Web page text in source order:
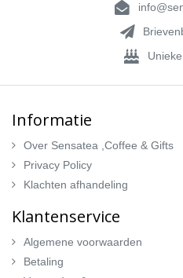
Informatie
Over Sensatea ,Coffee & Gifts
Privacy Policy
Klachten afhandeling
Klantenservice
Algemene voorwaarden
Betaling